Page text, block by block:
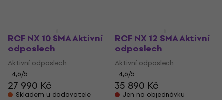
RCF NX 10 SMA Aktivní
odposlech
Aktivní odposlech
4,6/5
27 990 Kč
Skladem u dodavatele
RCF NX 12 SMA Aktivní
odposlech
Aktivní odposlech
4,6/5
35 890 Kč
Jen na objednávku